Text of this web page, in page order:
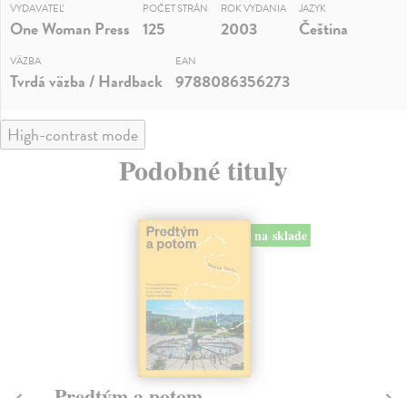
VYDAVATEĽ
One Woman Press
POČET STRÁN
125
ROK VYDANIA
2003
JAZYK
Čeština
VÄZBA
Tvrdá väzba / Hardback
EAN
9788086356273
High-contrast mode
Podobné tituly
novinka